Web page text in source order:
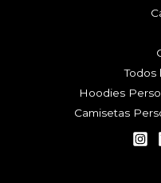
Todos
Hoodies
Camisetas